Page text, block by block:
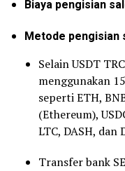
Biaya pengisian
Metode pengisian
Selain USDT
menggunakan
seperti ETH,
(Ethereum),
LTC, DASH, dan
Transfer bank